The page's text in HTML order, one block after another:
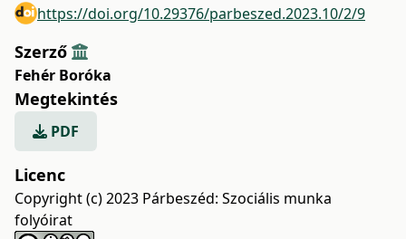
https://doi.org/10.29376/parbeszed.2023.10/2/9
Szerző
Fehér Boróka
Megtekintés
PDF
Licenc
Copyright (c) 2023 Párbeszéd: Szociális munka
folyóirat